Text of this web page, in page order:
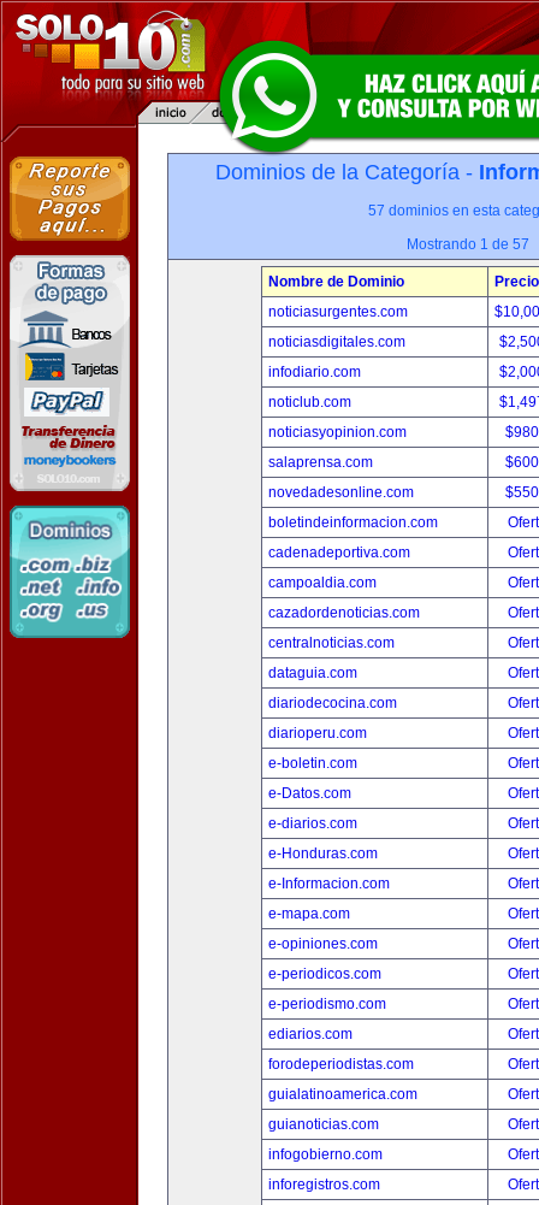
Dominios de la Categoría -
57 dominios en esta
Mostrando 1 de 57
Nombre de Dominio
Precio
noticiasurgentes.com
noticiasdigitales.com
infodiario.com
noticlub.com
noticiasyopinion.com
salaprensa.com
novedadesonline.com
boletindeinformacion.com
cadenadeportiva.com
campoaldia.com
cazadordenoticias.com
centralnoticias.com
dataguia.com
diariodecocina.com
diarioperu.com
e-boletin.com
e-Datos.com
e-diarios.com
e-Honduras.com
e-Informacion.com
e-mapa.com
e-opiniones.com
e-periodicos.com
e-periodismo.com
ediarios.com
forodeperiodistas.com
guialatinoamerica.com
guianoticias.com
infogobierno.com
inforegistros.com